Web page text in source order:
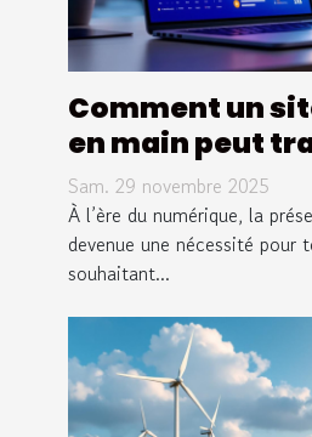
Comment un
en main peut
votre entreprise
Sam. 29 novembre 2025
À l’ère du numérique, la
devenue une nécessité pour
souhaitant...